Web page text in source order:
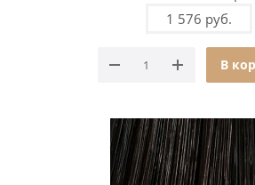
1 576 руб.
В